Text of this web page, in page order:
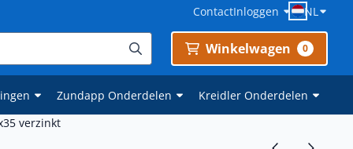
ContactInloggen NL
Winkelwagen 0
Zundapp Onderdelen
Kreidler Onderdelen
verzinkt